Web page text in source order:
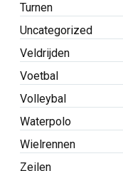
Turnen
Uncategorized
Veldrijden
Voetbal
Volleybal
Waterpolo
Wielrennen
Zeilen